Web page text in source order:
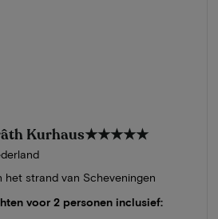
Kurhaus★★★★★
het strand van Scheveningen
voor 2 personen inclusief: